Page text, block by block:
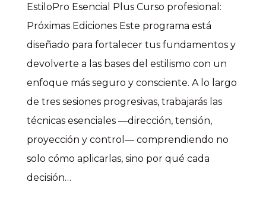
EstiloPro Esencial Plus Curso profesional:
Próximas Ediciones Este programa está
diseñado para fortalecer tus fundamentos y
devolverte a las bases del estilismo con un
enfoque más seguro y consciente. A lo largo
de tres sesiones progresivas, trabajarás las
técnicas esenciales —dirección, tensión,
proyección y control— comprendiendo no
solo cómo aplicarlas, sino por qué cada
decisión…